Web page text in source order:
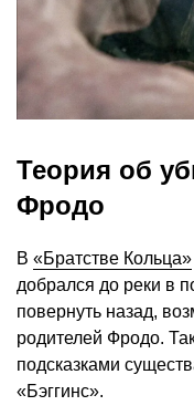
Теория об
Фродо
В «Братстве Кольца»
добрался до реки в
повернуть назад,
родителей Фродо.
подсказками
«Бэггинс».